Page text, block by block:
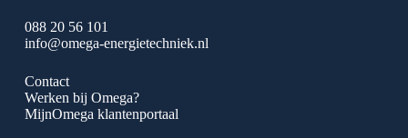
088 20 56 101
info@omega-energietechniek.nl
Contact
Werken bij Omega?
MijnOmega klantenportaal